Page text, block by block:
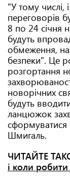
"У тому числі,
переговорів
8 по 24 січня
будуть
обмеження,
безпеки". Це
розгортання
новорічних
будуть
ланцюжок
Шмигаль.
ЧИТАЙТЕ
і коли